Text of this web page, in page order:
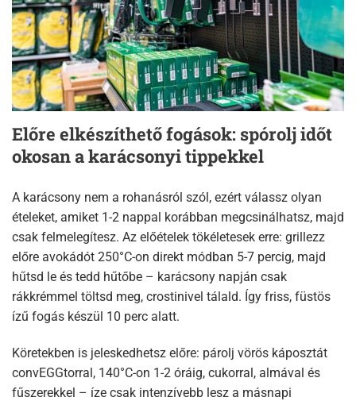
Előre elkészíthető fogások: spórolj időt
okosan a karácsonyi tippekkel
A karácsony nem a rohanásról szól, ezért válassz olyan
ételeket, amiket 1-2 nappal korábban megcsinálhatsz, majd
csak felmelegítesz. Az előételek tökéletesek erre: grillezz
előre avokádót 250°C-on direkt módban 5-7 percig, majd
hűtsd le és tedd hűtőbe – karácsony napján csak
rákkrémmel töltsd meg, crostinivel tálald. Így friss, füstös
ízű fogás készül 10 perc alatt.​
Köretekben is jeleskedhetsz előre: párolj vörös káposztát
convEGGtorral, 140°C-on 1-2 óráig, cukorral, almával és
fűszerekkel – íze csak intenzívebb lesz a másnapi